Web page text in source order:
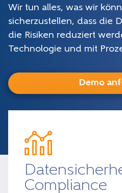
Wir tun alles, was wir
sicherzustellen, dass die
die Risiken reduziert
Technologie und mit
Demo
Compliance